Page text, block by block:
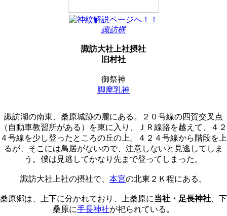
諏訪梶
諏訪大社上社摂社
旧村社
御祭神
脚摩乳神
諏訪湖の南東、桑原城跡の麓にある。２０号線の四賀交叉点
（自動車教習所がある）を東に入り、ＪＲ線路を越えて、４２
４号線を少し登ったところの丘の上。４２４号線から階段を上
るが、そこには鳥居がないので、注意しないと見逃してしま
う。僕は見逃してかなり先まで登ってしまった。
諏訪大社上社の摂社で、 本宮の北東２Ｋ程にある。
桑原郷は、上下に分かれており、上桑原に当社・足長神社 、下
桑原に手長神社が祀られている。